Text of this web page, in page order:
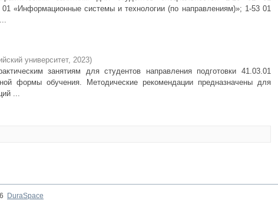
«Информационные системы и технологии (по направлениям)»; 1-53 01
университет, 2023)
занятиям для студентов направления подготовки 41.03.01
формы обучения. Методические рекомендации предназначены для
...
DuraSpace